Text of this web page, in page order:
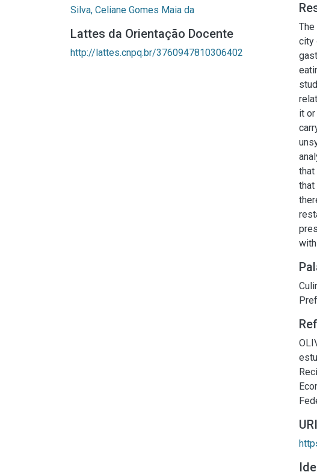
Silva, Celiane Gomes Maia da
Lattes da Orientação Docente
http://lattes.cnpq.br/3760947810306402
city
it
that
URI